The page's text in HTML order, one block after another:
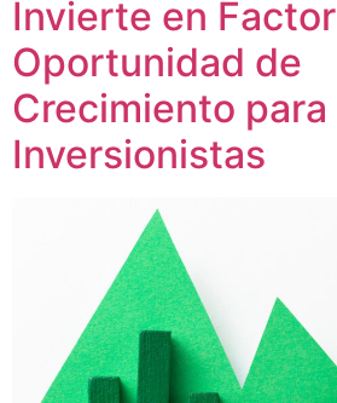
Invierte en
Oportunidad de
Crecimiento para
Inversionistas